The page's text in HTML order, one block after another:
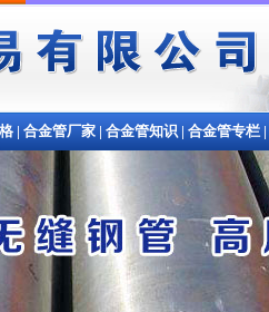
| 合金管厂家 | 合金管知识 | 合金管专栏 |